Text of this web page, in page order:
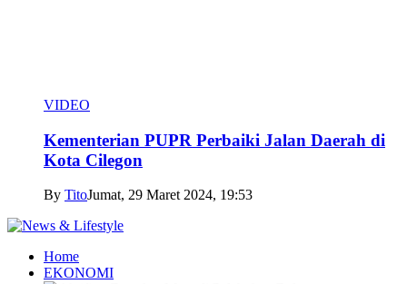
VIDEO
Kementerian PUPR Perbaiki Jalan Daerah di
Kota Cilegon
By TitoJumat, 29 Maret 2024, 19:53
Home
EKONOMI